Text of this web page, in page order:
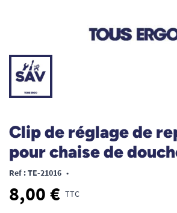
Clip de réglage de
pour chaise de
Ref : TE-21016 •
8,00 € TTC